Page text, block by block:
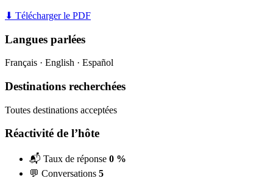
⬇ Télécharger le PDF
Langues parlées
Français · English · Español
Destinations recherchées
Toutes destinations acceptées
Réactivité de l’hôte
📬 Taux de réponse 0 %
💬 Conversations 5